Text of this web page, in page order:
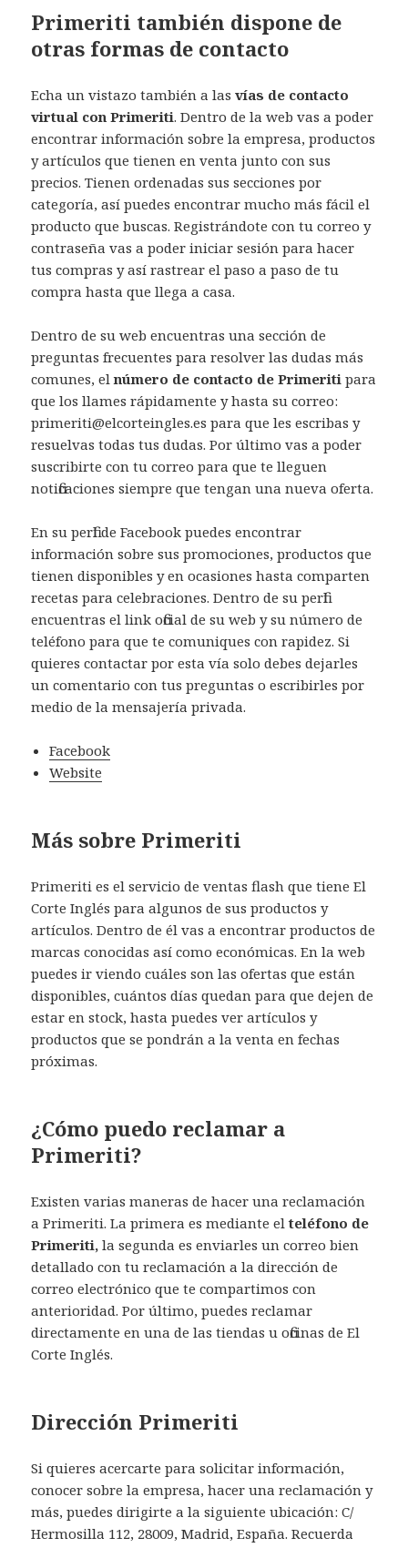
Primeriti también dispone de
otras formas de contacto
Echa un vistazo también a las vías de contacto
virtual con Primeriti. Dentro de la web vas a poder
encontrar información sobre la empresa, productos
y artículos que tienen en venta junto con sus
precios. Tienen ordenadas sus secciones por
categoría, así puedes encontrar mucho más fácil el
producto que buscas. Registrándote con tu correo y
contraseña vas a poder iniciar sesión para hacer
tus compras y así rastrear el paso a paso de tu
compra hasta que llega a casa.
Dentro de su web encuentras una sección de
preguntas frecuentes para resolver las dudas más
comunes, elnúmero de contacto de Primeriti para
que los llames rápidamente y hasta su correo:
primeriti@elcorteingles.es para que les escribas y
resuelvas todas tus dudas. Por último vas a poder
suscribirte con tu correo para que te lleguen
notificaciones siempre que tengan una nueva oferta.
En su perfil de Facebook puedes encontrar
información sobre sus promociones, productos que
tienen disponibles y en ocasiones hasta comparten
recetas para celebraciones. Dentro de su perfil
encuentras el link oficial de su web y su número de
teléfono para que te comuniques con rapidez. Si
quieres contactar por esta vía solo debes dejarles
un comentario con tus preguntas o escribirles por
medio de la mensajería privada.
Facebook
Website
Más sobre Primeriti
Primeriti es el servicio de ventas flash que tiene El
Corte Inglés para algunos de sus productos y
artículos. Dentro de él vas a encontrar productos de
marcas conocidas así como económicas. En la web
puedes ir viendo cuáles son las ofertas que están
disponibles, cuántos días quedan para que dejen de
estar en stock, hasta puedes ver artículos y
productos que se pondrán a la venta en fechas
próximas.
¿Cómo puedo reclamar a
Primeriti?
Existen varias maneras de hacer una reclamación
a Primeriti. La primera es mediante elteléfono de
Primeriti, la segunda es enviarles un correo bien
detallado con tu reclamación a la dirección de
correo electrónico que te compartimos con
anterioridad. Por último, puedes reclamar
directamente en una de las tiendas u oficinas de El
Corte Inglés.
Dirección Primeriti
Si quieres acercarte para solicitar información,
conocer sobre la empresa, hacer una reclamación y
más, puedes dirigirte a la siguiente ubicación: C/
Hermosilla 112, 28009, Madrid, España. Recuerda